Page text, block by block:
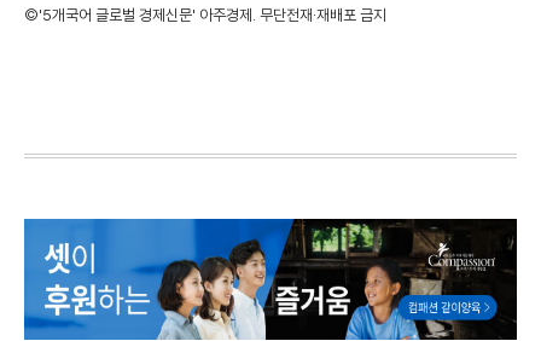
©'5개국어 글로벌 경제신문' 아주경제. 무단전재·재배포 금지